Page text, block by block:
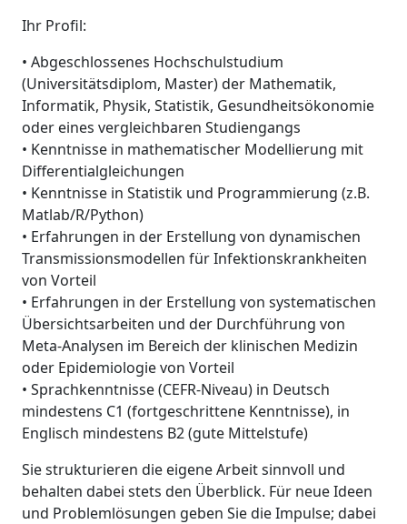
Ihr Profil:
• Abgeschlossenes Hochschulstudium
(Universitätsdiplom, Master) der Mathematik,
Informatik, Physik, Statistik, Gesundheitsökonomie
oder eines vergleichbaren Studiengangs
• Kenntnisse in mathematischer Modellierung mit
Differentialgleichungen
• Kenntnisse in Statistik und Programmierung (z.B.
Matlab/R/Python)
• Erfahrungen in der Erstellung von dynamischen
Transmissionsmodellen für Infektionskrankheiten
von Vorteil
• Erfahrungen in der Erstellung von systematischen
Übersichtsarbeiten und der Durchführung von
Meta-Analysen im Bereich der klinischen Medizin
oder Epidemiologie von Vorteil
• Sprachkenntnisse (CEFR-Niveau) in Deutsch
mindestens C1 (fortgeschrittene Kenntnisse), in
Englisch mindestens B2 (gute Mittelstufe)
Sie strukturieren die eigene Arbeit sinnvoll und
behalten dabei stets den Überblick. Für neue Ideen
und Problemlösungen geben Sie die Impulse; dabei